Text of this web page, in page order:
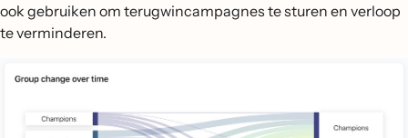
ook gebruiken om terugwincampagnes te sturen en verloop
te verminderen.